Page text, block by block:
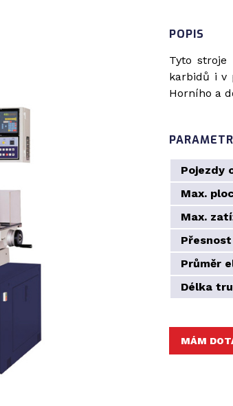
POPIS
Tyto
karbidů i v
Horního a
Pojezdy
Max.
Max.
Průměr
Délka
MÁM